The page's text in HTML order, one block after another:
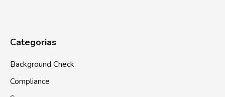
Categorias
Background Check
Compliance